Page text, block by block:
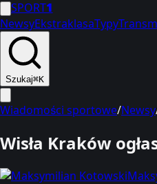
SPORT1
NewsyEkstraklasaTypy
Szukaj⌘K
Wiadomości sportowe/Newsy
Wisła Kraków